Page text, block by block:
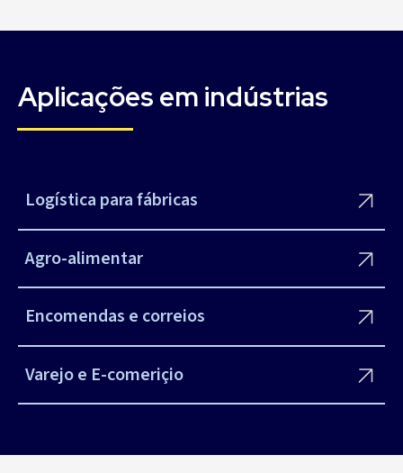
Aplicações em indústrias
Logística para fábricas
Agro-alimentar
Encomendas e correios
Varejo e E-comeriçio